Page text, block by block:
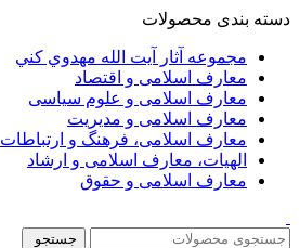
دسته بندی محصولات
مجموعه آثار آيت الله مهدوي كني
معارف اسلامی و اقتصاد
معارف اسلامی و علوم سیاسی
معارف اسلامی و مدیریت
معارف اسلامی، فرهنگ و ارتباطات
الهیات، معارف اسلامی و ارشاد
معارف اسلامی و حقوق
جستجو